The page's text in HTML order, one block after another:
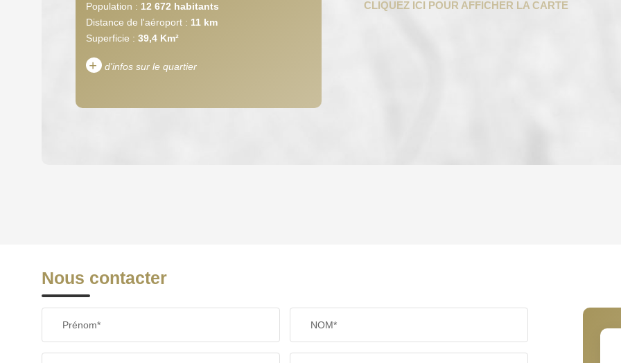
Population : 12 672 habitants
Distance de l'aéroport : 11 km
Superficie : 39,4 Km²
+ d'infos sur le quartier
TAXE FONCIÈRE
Nous contacter
Prénom* NOM*